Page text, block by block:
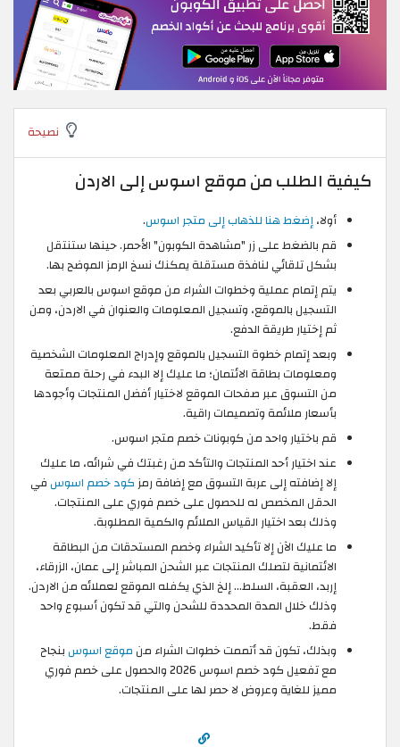
نصيحة
كيفية الطلب من موقع اسوس إلى الاردن
أولا،إضغط هنا للذهاب إلى متجر اسوس.
قم بالضغط على زر "مشاهدة الكوبون" الأحمر. حينها ستنتقل
بشكل تلقائي لنافذة مستقلة يمكنك نسخ الرمز الموضح بها.
يتم إتمام عملية وخطوات الشراء من موقع اسوس بالعربي بعد
التسجيل بالموقع، وتسجيل المعلومات والعنوان في الاردن، ومن
ثم إختيار طريقة الدفع.
وبعد إتمام خطوة التسجيل بالموقع وإدراج المعلومات الشخصية
ومعلومات بطاقة الائتمان؛ ما عليك إلا البدء في رحلة ممتعة
من التسوق عبر صفحات الموقع لاختيار أفضل المنتجات وأجودها
بأسعار ملائمة وتصميمات راقية.
قم باختيار واحد من كوبونات خصم متجر اسوس.
عند اختيار أحد المنتجات والتأكد من رغبتك في شرائه، ما عليك
إلا إضافته إلى عربة التسوق مع إضافة رمزكود خصم اسوسفي
الحقل المخصص له للحصول على خصم فوري على المنتجات.
وذلك بعد اختيار القياس الملائم والكمية المطلوبة.
ما عليك الآن إلا تأكيد الشراء وخصم المستحقات من البطاقة
الائتمانية لتصلك المنتجات عبر الشحن المباشر إلى عمان، الزرقاء،
إربد، العقبة، السلط... إلخ الذي يكفله الموقع لعملائه من الاردن.
وذلك خلال المدة المحددة للشحن والتي قد تكون أسبوع واحد
فقط.
وبذلك، تكون قد أتممت خطوات الشراء من موقع اسوسبنجاح
مع تفعيل كود خصم اسوس 2026 والحصول على خصم فوري
مميز للغاية وعروض لا حصر لها على المنتجات.